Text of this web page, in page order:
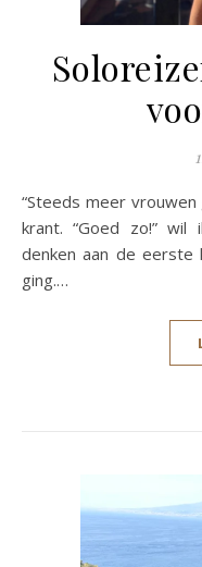
“Steeds meer vrouwen gaan op solovakantie”, lees ik in de
krant. “Goed zo!”
denken aan de
ging.…